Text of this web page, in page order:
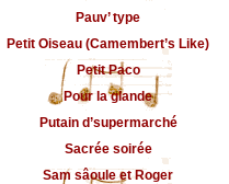
Pauv’ type
Petit Oiseau (Camembert’s Like)
Petit Paco
Pour la glande
Putain d’supermarché
Sacrée soirée
Sam sâoule et Roger